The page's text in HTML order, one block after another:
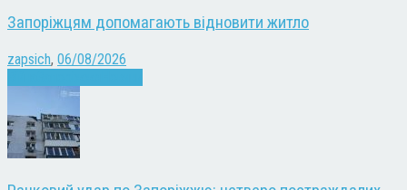
Запоріжцям допомагають відновити житло
zapsich, 06/08/2026